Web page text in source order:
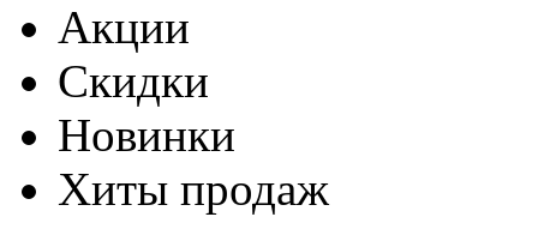
Акции
Скидки
Новинки
Хиты продаж